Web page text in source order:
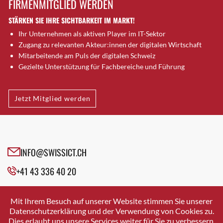
Brütten
Bubendorf
Bubikon
Buchs (SG)
Burgdorf
Bülach
Cazis
Cham
Davos Platz
Davos Platz 1
Dietikon
Dietlikon
FIRMENMITGLIED WERDEN
STÄRKEN SIE IHRE SICHTBARKEIT IM MARKT!
Ihr Unternehmen als aktiven Player im IT-Sektor
Zugang zu relevanten Akteur:innen der digitalen Wirtschaft
Mitarbeitende am Puls der digitalen Schweiz
Gezielte Unterstützung für Fachbereiche und Führung
Jetzt Mitglied werden
INFO@SWISSICT.CH
+41 43 336 40 20
SWISSICT
VULKANSTRASSE 120
8048 ZURICH
Mit Ihrem Besuch auf unserer Website stimmen Sie unserer
Datenschutzerklärung und der Verwendung von Cookies zu.
Dies erlaubt uns unsere Services weiter für Sie zu verbessern.